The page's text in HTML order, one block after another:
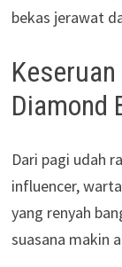
bekas jerawat
Diamond
Dari pagi udah
influencer,
yang renyah
suasana makin